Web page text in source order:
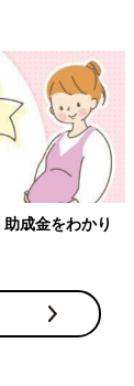
【ワクチン接